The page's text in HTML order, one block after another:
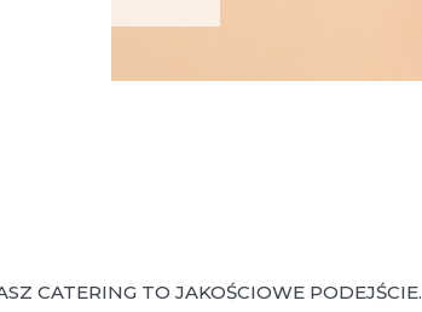
CATERING TO JAKOŚCIOWE PODEJŚCIE.